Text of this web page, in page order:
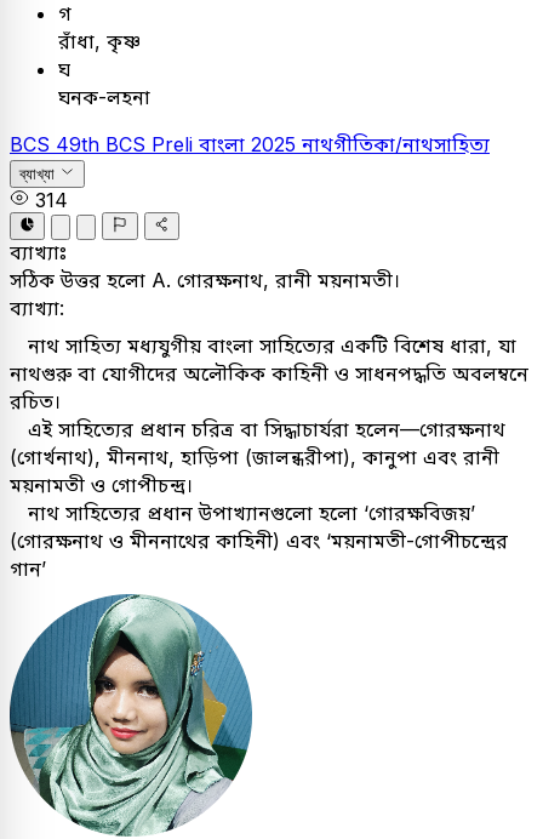
গ
রাঁধা, কৃষ্ণ
ঘ
ঘনক-লহনা
BCS 49th BCS Preli বাংলা 2025 নাথগীতিকা/নাথসাহিত্য
ব্যাখ্যা
314
ব্যাখ্যাঃ
সঠিক উত্তর হলো A. গোরক্ষনাথ, রানী ময়নামতী।
ব্যাখ্যা:
নাথ সাহিত্য মধ্যযুগীয় বাংলা সাহিত্যের একটি বিশেষ ধারা, যা
নাথগুরু বা যোগীদের অলৌকিক কাহিনী ও সাধনপদ্ধতি অবলম্বনে
রচিত।
এই সাহিত্যের প্রধান চরিত্র বা সিদ্ধাচার্যরা হলেন—গোরক্ষনাথ
(গোর্খনাথ), মীননাথ, হাড়িপা (জালন্ধরীপা), কানুপা এবং রানী
ময়নামতী ও গোপীচন্দ্র।
নাথ সাহিত্যের প্রধান উপাখ্যানগুলো হলো ‘গোরক্ষবিজয়’
(গোরক্ষনাথ ও মীননাথের কাহিনী) এবং ‘ময়নামতী-গোপীচন্দ্রের
গান’